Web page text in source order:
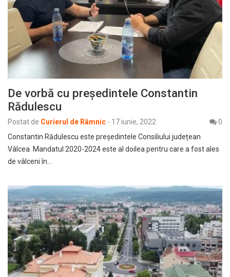
De vorbă cu președintele Constantin
Rădulescu
Postat de Curierul de Râmnic - 17 iunie, 2022
0
Constantin Rădulescu este președintele Consiliului județean
Vâlcea. Mandatul 2020-2024 este al doilea pentru care a fost ales
de vâlceni în…